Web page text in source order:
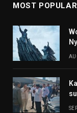
MOST POPULAR